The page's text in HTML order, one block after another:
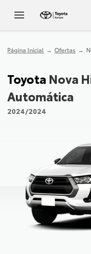
Página Inicial Ofertas
Toyota Nova
Automática
2024/2024